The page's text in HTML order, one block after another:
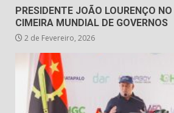
PRESIDENTE JOÃO LOURENÇO
CIMEIRA MUNDIAL DE GOVERNOS
2 de Fevereiro, 2026